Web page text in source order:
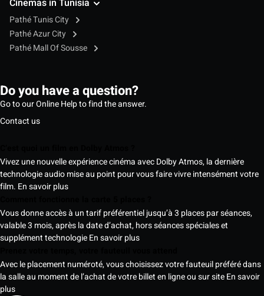
Cinemas in Tunisia
Pathé Tunis City
Pathé Azur City
Pathé Mall Of Sousse
Do you have a question?
Go to our Online Help to find the answer.
Contact us
Vivez une nouvelle expérience cinéma avec Dolby Atmos, la dernière
technologie audio mise au point pour vous faire vivre intensément votre
film. En savoir plus
Vous donne accès à un tarif préférentiel jusqu’à 3 places par séances,
valable 3 mois, après la date d’achat, hors séances spéciales et
supplément technologieEn savoir plus
Avec le placement numéroté, vous choisissez votre fauteuil préféré dans
la salle au moment de l’achat de votre billet en ligne ou sur siteEn savoir
plus